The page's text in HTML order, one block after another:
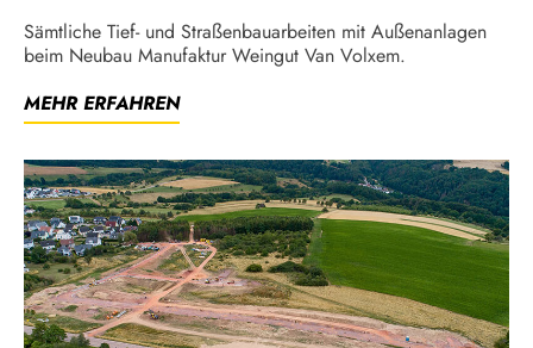
Sämtliche Tief- und Straßenbauarbeiten mit Außenanlagen
beim Neubau Manufaktur Weingut Van Volxem.
MEHR ERFAHREN